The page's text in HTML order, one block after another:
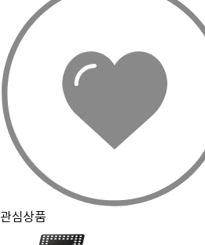
관심상품
PC화면으로 보